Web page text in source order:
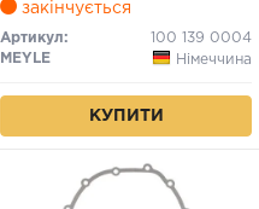
закінчується
Артикул:
100 139 0004
MEYLE
Німеччина
КУПИТИ